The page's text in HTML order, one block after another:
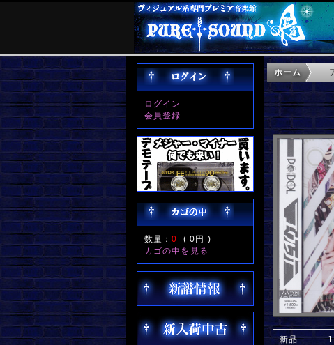
ログイン
会員登録
数量：0 (0円 )
カゴの中を見る
ホーム
新品